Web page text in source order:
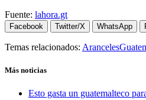
Fuente: lahora.gt
Facebook Twitter/X WhatsApp
Temas relacionados: Aranceles
Más noticias
Esto gasta un guatemalteco